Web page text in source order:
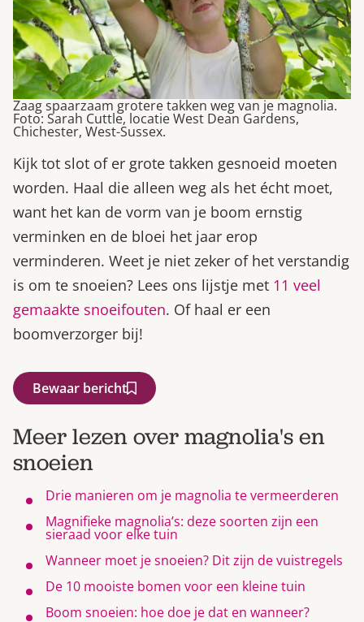
Zaag spaarzaam grotere takken weg van je magnolia.
Foto: Sarah Cuttle, locatie West Dean Gardens,
Chichester, West-Sussex.
Kijk tot slot of er grote takken gesnoeid moeten
worden. Haal die alleen weg als het écht moet,
want het kan de vorm van je boom ernstig
verminken en de bloei het jaar erop
verminderen. Weet je niet zeker of het verstandig
is om te snoeien? Lees ons lijstje met 11 veel
gemaakte snoeifouten. Of haal er een
boomverzorger bij!
Bewaar bericht
Meer lezen over magnolia's en
snoeien
Drie manieren om je magnolia te vermeerderen
Magnifieke magnolia’s: deze soorten zijn een
sieraad voor elke tuin
Wanneer moet je snoeien? Dit zijn de vuistregels
De 10 mooiste bomen voor een kleine tuin
Boom snoeien: hoe doe je dat en wanneer?